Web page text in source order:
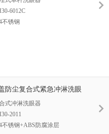
6012C
不锈钢
防尘复合式紧急冲淋洗眼
式冲淋洗眼器
2011
不锈钢+ABS防腐涂层